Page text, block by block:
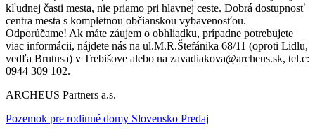
kľudnej časti mesta, nie priamo pri hlavnej ceste. Dobrá dostupnosť
centra mesta s kompletnou občianskou vybavenosťou.
Odporúčame! Ak máte záujem o obhliadku, prípadne potrebujete
viac informácii, nájdete nás na ul.M.R.Štefánika 68/11 (oproti Lidlu,
vedľa Brutusa) v Trebišove alebo na zavadiakova@archeus.sk, tel.c:
0944 309 102.
ARCHEUS Partners a.s.
Pozemok pre rodinné domy Slovensko Predaj